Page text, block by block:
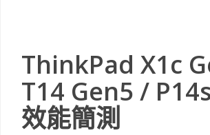
ThinkPad X1c
T14 Gen5 /
效能簡測